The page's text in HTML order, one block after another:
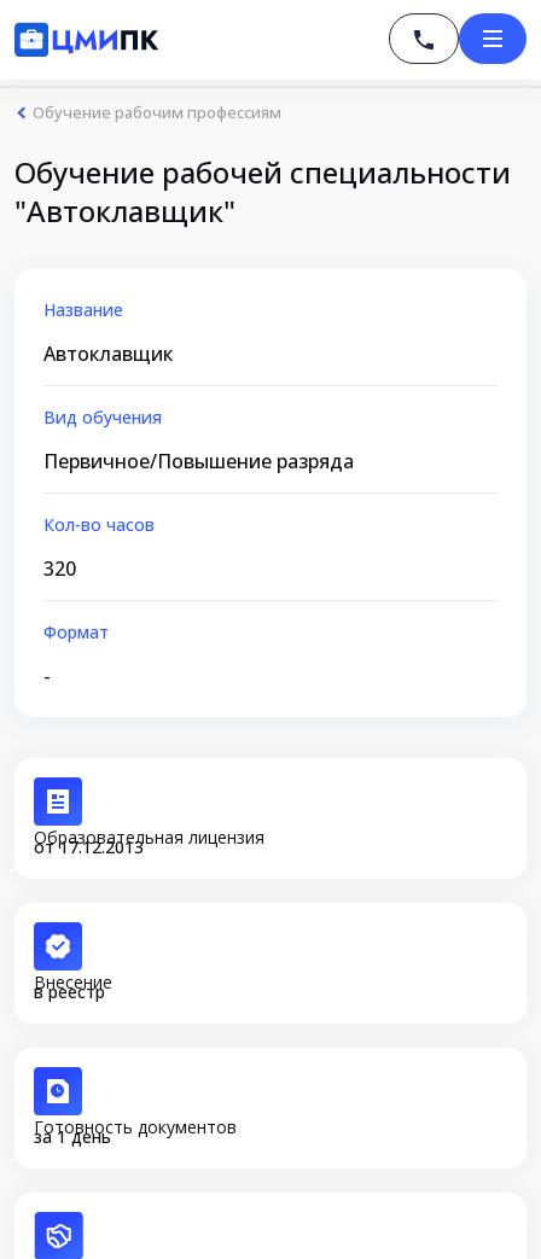
Обучение рабочим профессиям
Обучение рабочей специальности
"Автоклавщик"
Название
Автоклавщик
Вид обучения
Первичное/Повышение разряда
Кол-во часов
320
Формат
-
Образовательная лицензия
от 17.12.2013
Внесение
в реестр
Готовность документов
за 1 день